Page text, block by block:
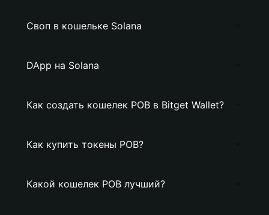
Своп в кошельке Solana
DApp на Solana
Как создать кошелек POB в Bitget Wallet?
Как купить токены POB?
Какой кошелек POB лучший?